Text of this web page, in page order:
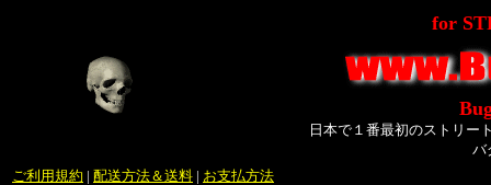
for
日本で１番最初のストリー
バ
ご利用規約 | 配送方法＆送料 | お支払方法